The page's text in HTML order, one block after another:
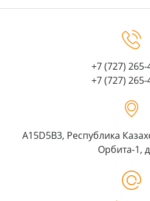
+7 (727) 265-
+7 (727) 265-
A15D5B3, Республика
Орбита-1,